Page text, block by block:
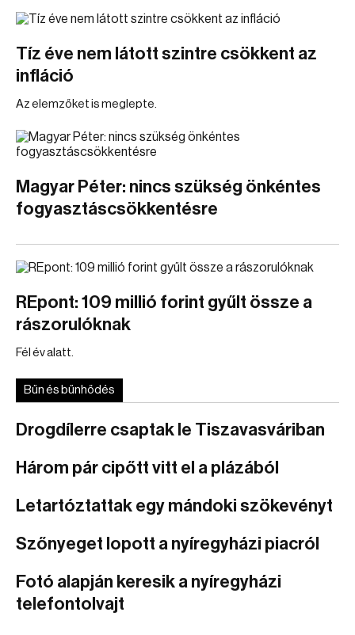
Tíz éve nem látott szintre csökkent az
infláció
Az elemzőket is meglepte.
Magyar Péter: nincs szükség önkéntes
fogyasztáscsökkentésre
REpont: 109 millió forint gyűlt össze a
rászorulóknak
Fél év alatt.
Bűn és bűnhődés
Drogdílerre csaptak le Tiszavasváriban
Három pár cipőtt vitt el a plázából
Letartóztattak egy mándoki szökevényt
Szőnyeget lopott a nyíregyházi piacról
Fotó alapján keresik a nyíregyházi
telefontolvajt